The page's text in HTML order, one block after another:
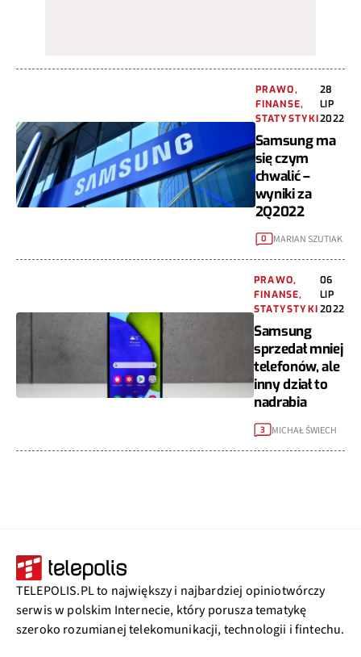
PRAWO,
FINANSE,
STATYSTYKI
28
LIP
2022
Samsung ma
się czym
chwalić –
wyniki za
2Q2022
0 MARIAN SZUTIAK
PRAWO,
FINANSE,
STATYSTYKI
06
LIP
2022
Samsung
sprzedał mniej
telefonów, ale
inny dział to
nadrabia
3 MICHAŁ ŚWIECH
TELEPOLIS.PL to największy i najbardziej opiniotwórczy
serwis w polskim Internecie, który porusza tematykę
szeroko rozumianej telekomunikacji, technologii i fintechu.